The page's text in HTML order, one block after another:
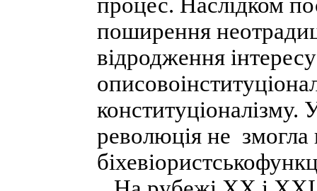
поширення
відродження інтересу
конституціоналізму.
революція не змогла